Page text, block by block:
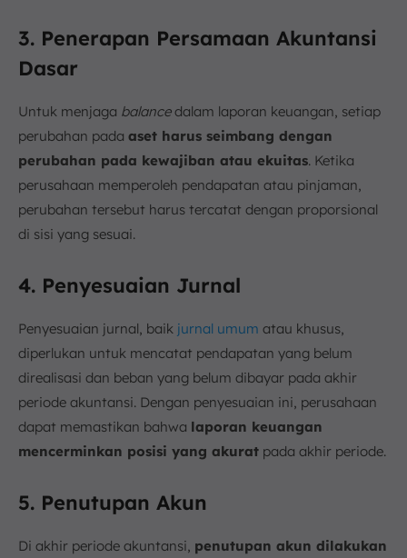
3. Penerapan Persamaan Akuntansi
Dasar
Untuk menjaga balancedalam laporan keuangan, setiap
perubahan pada aset harus seimbang dengan
perubahan pada kewajiban atau ekuitas. Ketika
perusahaan memperoleh pendapatan atau pinjaman,
perubahan tersebut harus tercatat dengan proporsional
di sisi yang sesuai.
4. Penyesuaian Jurnal
Penyesuaian jurnal, baik jurnal umum atau khusus,
diperlukan untuk mencatat pendapatan yang belum
direalisasi dan beban yang belum dibayar pada akhir
periode akuntansi. Dengan penyesuaian ini, perusahaan
dapat memastikan bahwa laporan keuangan
mencerminkan posisi yang akurat pada akhir periode.
5. Penutupan Akun
Di akhir periode akuntansi, penutupan akun dilakukan